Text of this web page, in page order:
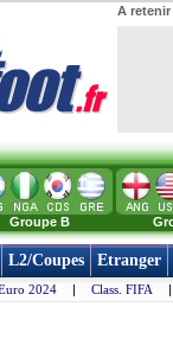
A retenir
Groupe B
L2/Coupes Etranger
2024 | Class. FIFA |